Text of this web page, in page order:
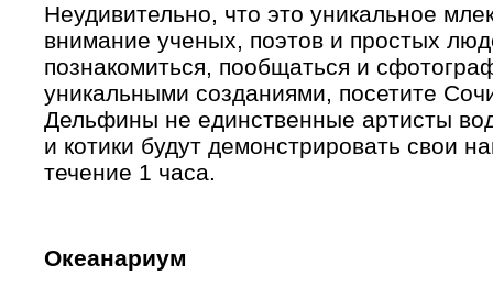
Неудивительно, что это уникальное
внимание ученых, поэтов и простых
познакомиться, пообщаться и
уникальными созданиями, посетите
Дельфины не единственные артисты
и котики будут демонстрировать свои
течение 1 часа.
Океанариум